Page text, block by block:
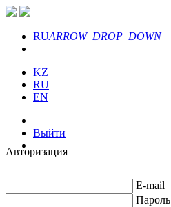
RUARROW_DROP_DOWN
KZ
RU
EN
Выйти
Авторизация
E-mail
Пароль